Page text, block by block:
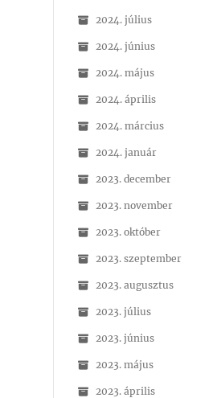
2024. július
2024. június
2024. május
2024. április
2024. március
2024. január
2023. december
2023. november
2023. október
2023. szeptember
2023. augusztus
2023. július
2023. június
2023. május
2023. április